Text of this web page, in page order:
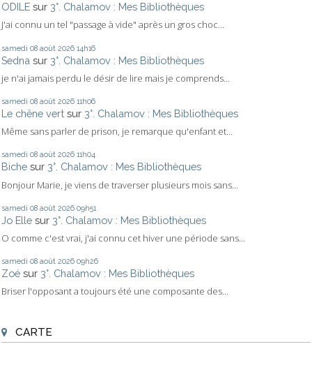
ODILE sur 3°. Chalamov : Mes Bibliothèques
J'ai connu un tel "passage à vide" après un gros choc...
samedi 08 août 2026 14h16
Sedna sur 3°. Chalamov : Mes Bibliothèques
je n'ai jamais perdu le désir de lire mais je comprends...
samedi 08 août 2026 11h06
Le chêne vert sur 3°. Chalamov : Mes Bibliothèques
Même sans parler de prison, je remarque qu'enfant et...
samedi 08 août 2026 11h04
Biche sur 3°. Chalamov : Mes Bibliothèques
Bonjour Marie, je viens de traverser plusieurs mois sans...
samedi 08 août 2026 09h51
Jo Elle sur 3°. Chalamov : Mes Bibliothèques
O comme c'est vrai, j'ai connu cet hiver une période sans...
samedi 08 août 2026 09h26
Zoé sur 3°. Chalamov : Mes Bibliothèques
Briser l'opposant a toujours été une composante des...
CARTE